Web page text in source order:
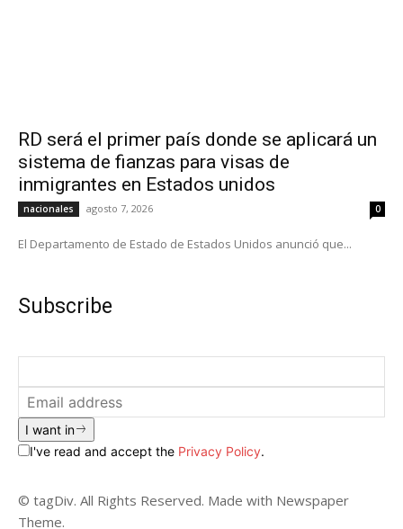
RD será el primer país donde se aplicará un
sistema de fianzas para visas de
inmigrantes en Estados unidos
nacionales agosto 7, 2026 0
El Departamento de Estado de Estados Unidos anunció que...
Subscribe
I want in
I've read and accept the Privacy Policy.
© tagDiv. All Rights Reserved. Made with Newspaper
Theme.